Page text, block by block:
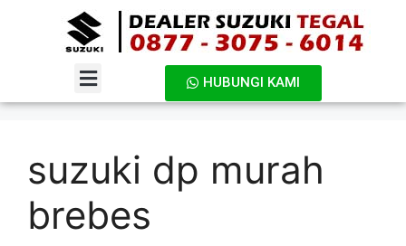
HUBUNGI KAMI
suzuki dp murah
brebes